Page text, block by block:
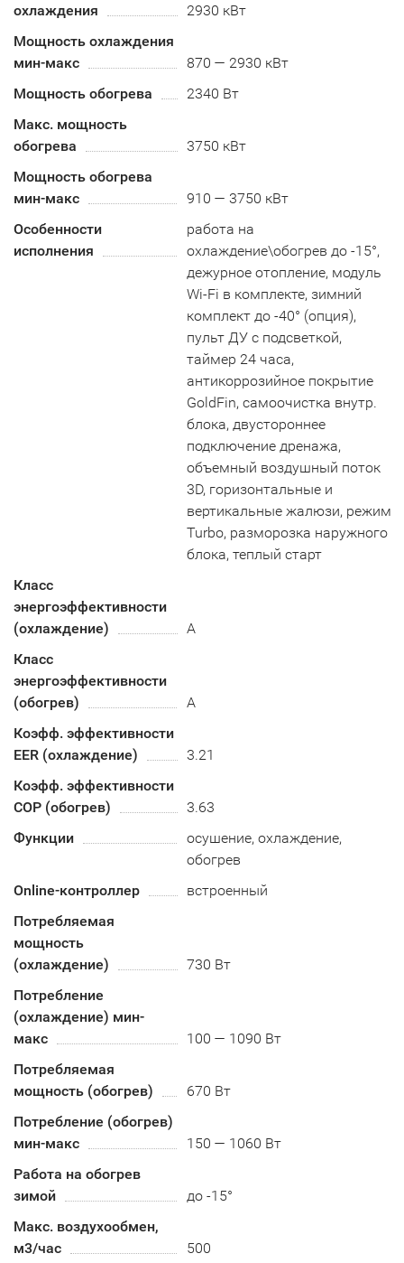
охлаждения
2930 кВт
Мощность охлаждения
мин-макс
870 — 2930 кВт
Мощность обогрева
2340 Вт
Макс. мощность
обогрева
3750 кВт
Мощность обогрева
мин-макс
910 — 3750 кВт
Особенности
исполнения
работа на
охлаждение\обогрев до -15°,
дежурное отопление, модуль
Wi-Fi в комплекте, зимний
комплект до -40° (опция),
пульт ДУ с подсветкой,
таймер 24 часа,
антикоррозийное покрытие
GoldFin, самоочистка внутр.
блока, двустороннее
подключение дренажа,
объемный воздушный поток
3D, горизонтальные и
вертикальные жалюзи, режим
Turbo, разморозка наружного
блока, теплый старт
Класс
энергоэффективности
(охлаждение)
А
Класс
энергоэффективности
(обогрев)
A
Коэфф. эффективности
EER (охлаждение)
3.21
Коэфф. эффективности
COP (обогрев)
3.63
Функции
осушение, охлаждение,
обогрев
Online-контроллер
встроенный
Потребляемая
мощность
(охлаждение)
730 Вт
Потребление
(охлаждение) мин-
макс
100 — 1090 Вт
Потребляемая
мощность (обогрев)
670 Вт
Потребление (обогрев)
мин-макс
150 — 1060 Вт
Работа на обогрев
зимой
до -15°
Макс. воздухообмен,
м3/час
500